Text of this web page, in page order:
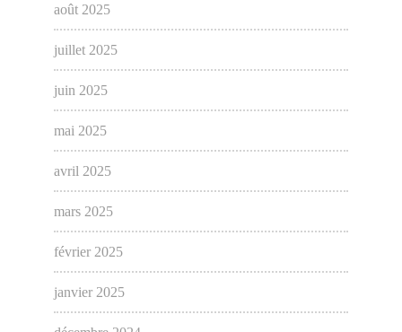
août 2025
juillet 2025
juin 2025
mai 2025
avril 2025
mars 2025
février 2025
janvier 2025